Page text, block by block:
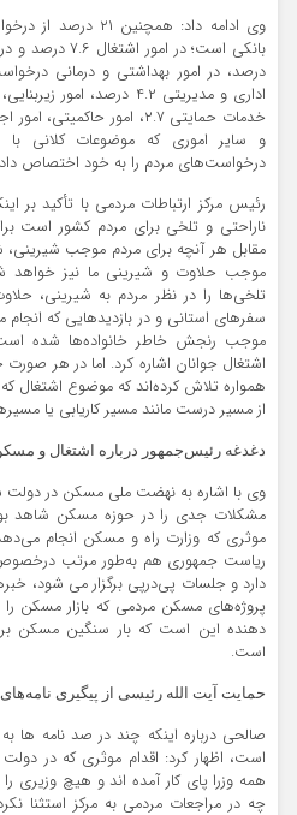
وی ادامه داد:
درخواست‌های مردم را به خود اختصاص
رئیس مرکز ارتباطات مردمی با تأکید بر
ناراحتی و تلخی برای مردم کشور است
مقابل هر آنچه برای مردم موجب
موجب حلاوت و شیرینی ما نیز خواهد
تلخی‌ها را در نظر مردم به شیرینی،
سفرهای استانی و در بازدیدهایی که انجام
موجب رنجش خاطر خانواده‌ها شده
اشتغال جوانان اشاره کرد. اما در هر
همواره تلاش کرده‌اند که موضوع اشتغال
از مسیر درست مانند مسیر کاریابی یا
دغدغه رئیس‌جمهور درباره اشتغال و
وی با اشاره به نهضت ملی مسکن در دولت
مشکلات جدی را در حوزه مسکن شاهد
موثری که وزارت راه و مسکن انجام
ریاست جمهوری هم به‌طور مرتب درخصوص
دارد و جلسات پی‌درپی برگزار می شود،
پروژه‌های مسکن مردمی که بازار مسکن
دهنده این است که بار سنگین
است.
حمایت آیت الله رئیسی از پیگیری
صالحی درباره اینکه چند در صد نامه
است، اظهار کرد: اقدام موثری که در
همه وزرا پای کار آمده اند و هیچ وزیری